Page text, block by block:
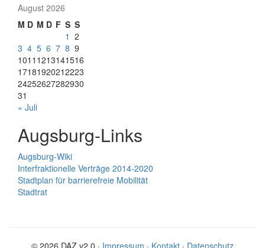
August 2026
M D M D F S S
1 2
3 4 5 6 7 8 9
1011 1213141516
17181920212223
24252627282930
31
« Juli
Augsburg-Links
Augsburg-Wiki
Interfraktionelle Verträge 2014-2020
Stadtplan für barrierefreie Mobilität
Stadtrat
© 2026 DAZ v2.0 · Impressum · Kontakt · Datenschutz